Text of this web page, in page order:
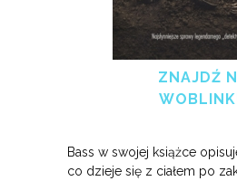
ZNAJDŹ
Bass w swojej książce
co dzieje się z ciałem po